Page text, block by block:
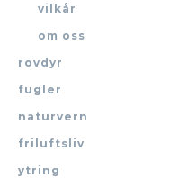
vilkår
om oss
rovdyr
fugler
naturvern
friluftsliv
ytring